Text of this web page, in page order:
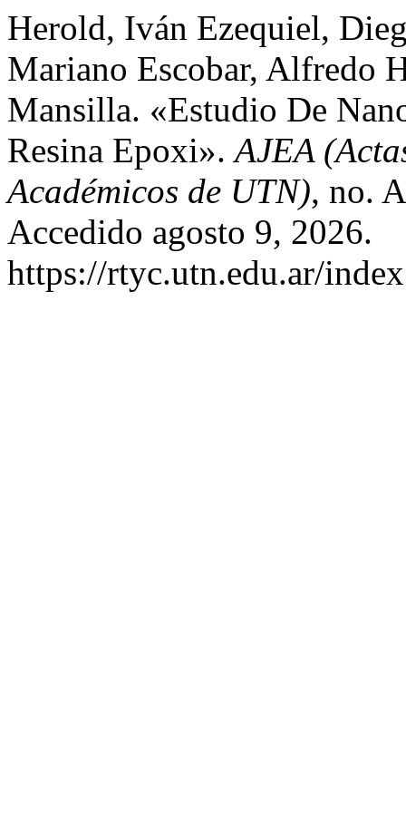
Herold, Iván Ezequiel,
Mariano Escobar, Alfredo
Mansilla. «Estudio De
Resina Epoxi».AJEA
Académicos de UTN), no.
Accedido agosto 9, 2026.
https://rtyc.utn.edu.ar/